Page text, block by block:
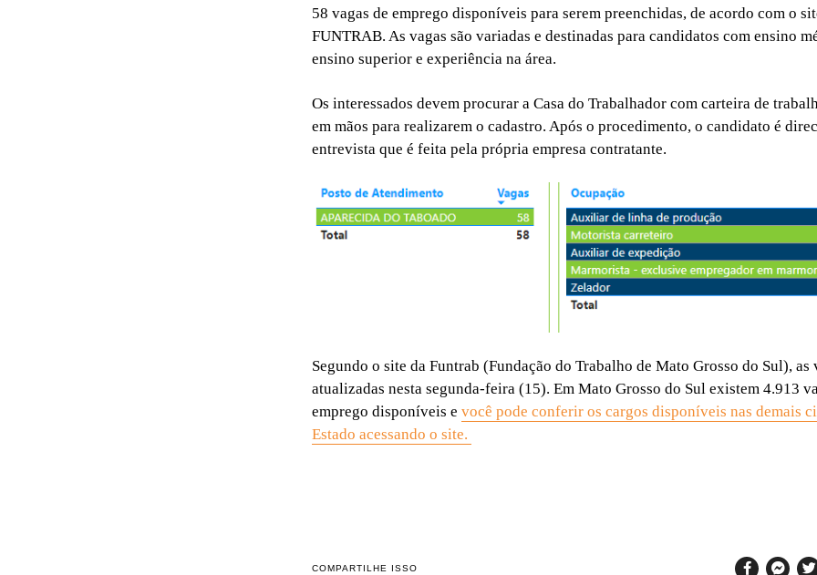
58 vagas de emprego disponíveis para serem preenchidas, de acordo com o
FUNTRAB. As vagas são variadas e destinadas para candidatos com ensino
ensino superior e experiência na área.
Os interessados devem procurar a Casa do Trabalhador com carteira de
em mãos para realizarem o cadastro. Após o procedimento, o candidato é
entrevista que é feita pela própria empresa contratante.
Segundo o site da Funtrab (Fundação do Trabalho de Mato Grosso do Sul), as
atualizadas nesta segunda-feira (15). Em Mato Grosso do Sul existem 4.913
emprego disponíveis e você pode conferir os cargos disponíveis nas demais
Estado acessando o site.
COMPARTILHE ISSO